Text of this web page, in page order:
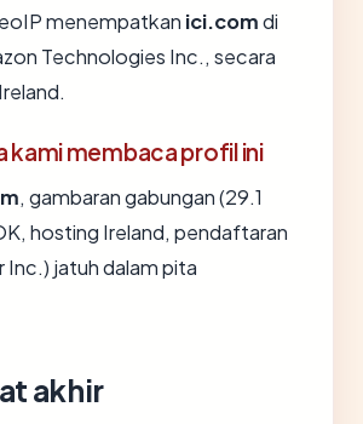
menempatkan ici.comdi
Technologies Inc., secara
kami membaca profil ini
, gambaran gabungan (29.1
hosting Ireland, pendaftaran
Inc.) jatuh dalam pita
akhir